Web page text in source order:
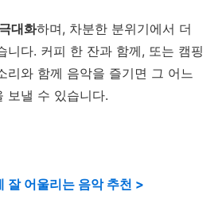
대화하며, 차분한 분위기에서 더
니다. 커피 한 잔과 함께, 또는 캠핑
리와 함께 음악을 즐기면 그 어느
보낼 수 있습니다.
잘 어울리는 음악 추천 >